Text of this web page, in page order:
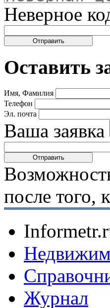
Неверное
Оставить
Имя, Фамилия
Телефон
Эл. почта
Ваша заявка
после того,
Журнал